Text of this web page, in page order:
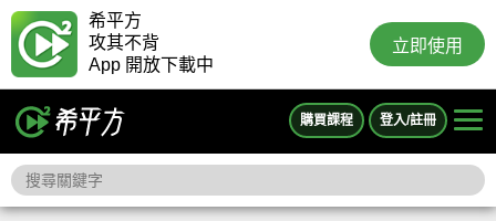
希平方
攻其不背
App 開放下載中
立即使用
購買課程 登入/註冊